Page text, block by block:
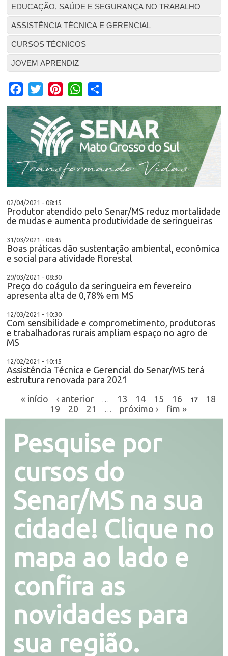
EDUCAÇÃO, SAÚDE E SEGURANÇA NO TRABALHO
ASSISTÊNCIA TÉCNICA E GERENCIAL
CURSOS TÉCNICOS
JOVEM APRENDIZ
Facebook
Twitter PinterestWhatsApp
02/04/2021 - 08:15
Produtor atendido pelo Senar/MS reduz mortalidade
de mudas e aumenta produtividade de seringueiras
31/03/2021 - 08:45
Boas práticas dão sustentação ambiental, econômica
e social para atividade florestal
29/03/2021 - 08:30
Preço do coágulo da seringueira em fevereiro
apresenta alta de 0,78% em MS
12/03/2021 - 10:30
Com sensibilidade e comprometimento, produtoras
e trabalhadoras rurais ampliam espaço no agro de
MS
12/02/2021 - 10:15
Assistência Técnica e Gerencial do Senar/MS terá
estrutura renovada para 2021
« início
‹ anterior 13 14 15 16 17
18
19
20 21 próximo › fim »
Pesquise por
cursos do
Senar/MS na sua
cidade! Clique no
mapa ao lado e
confira as
novidades para
sua região.